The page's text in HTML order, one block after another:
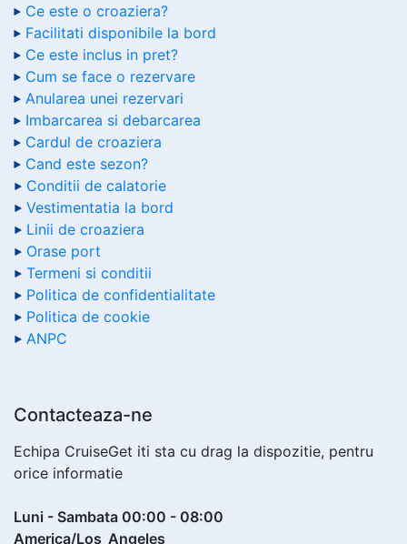
Ce este o croaziera?
Facilitati disponibile la bord
Ce este inclus in pret?
Cum se face o rezervare
Anularea unei rezervari
Imbarcarea si debarcarea
Cardul de croaziera
Cand este sezon?
Conditii de calatorie
Vestimentatia la bord
Linii de croaziera
Orase port
Termeni si conditii
Politica de confidentialitate
Politica de cookie
ANPC
Contacteaza-ne
Echipa CruiseGet iti sta cu drag la dispozitie, pentru
orice informatie
Luni - Sambata 00:00 - 08:00
America/Los_Angeles